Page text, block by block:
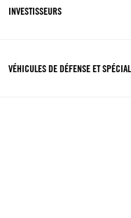
INVESTISSEURS
VÉHICULES DE DÉFENSE ET
L’intimidation est un
un moment ou à un
l’avons subie ou,
contribué. Nous avons
cause qui reflète notre
qui résonne à l’échelle
changement réel et
les adultes. Il était
que nous pouvions
actions et nos